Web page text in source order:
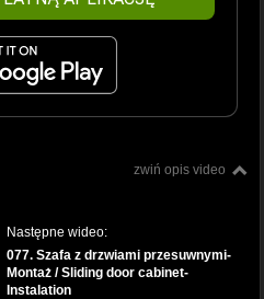
zwiń opis video
Następne wideo:
077. Szafa z drzwiami przesuwnymi-
Montaż / Sliding door cabinet-
Instalation